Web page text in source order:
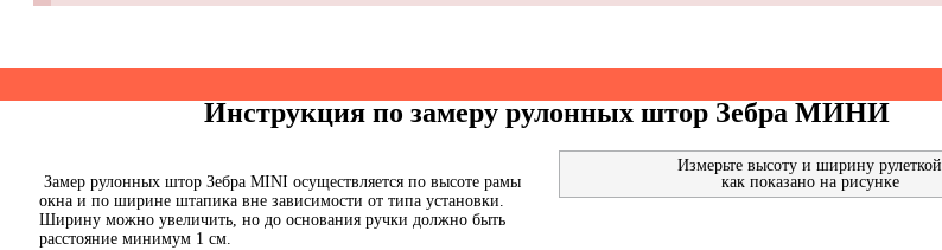
Инструкция по замеру рулонных штор Зебра МИНИ
Замер рулонных штор Зебра MINI осуществляется по высоте рамы
окна и по ширине штапика вне зависимости от типа установки.
Ширину можно увеличить, но до основания ручки должно быть
расстояние минимум 1 см.
Измерьте высоту и ширину рулеткой
как показано на рисунке